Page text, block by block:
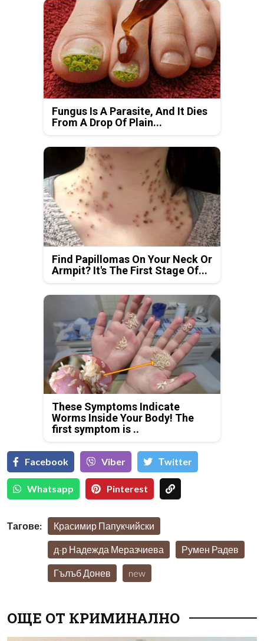
Fungus Is A Parasite, And It Dies
From A Drop Of Plain...
Find Papillomas On Your Neck Or
Armpit? It's The First Stage Of...
These Symptoms Indicate
Worms Inside Your Body! The
first symptom is ..
Facebook Viber Тwitter
Whatsapp Pinterest
Тагове: Красимир Папукчийски
д-р Надежда Меразчиева Румен Радев
Гълъб Донев new
ОЩЕ ОТ КРИМИНАЛНО